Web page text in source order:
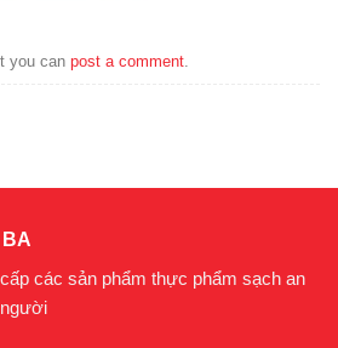
you can post a comment.
BA
các sản phẩm thực phẩm sạch an